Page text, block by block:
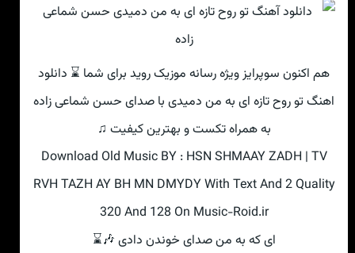
هم اکنون سوپرایز ویژه رسانه موزیک روید برای شما ⌛ دانلود
اهنگ تو روح تازه ای به من دمیدی با صدای حسن شماعی زاده
به همراه تکست و بهترین کیفیت ♫
Download Old Music BY : HSN SHMAAY ZADH | TV
RVH TAZH AY BH MN DMYDY With Text And 2 Quality
320 And 128 On Music-Roid.ir
ای که به من صدای خوندن دادی 🎶⌛